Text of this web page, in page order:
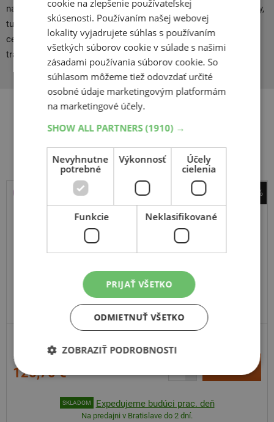
na globálnom trhu. Odborníci vedia, že Michelin vydáva aj mapy,
turistických sprievodcov, atlasy a počítačové produkty pre
cestovateľov. Michelin - pneumatiky najvyššej kvality s dlhou
tradíciou.
Súvisiace produkty
-31%
Michelin
Crossclimate 3 Sport
225
92Y
FR
183,27 €
125,70 €
–
SKLADOM Expedujeme budúci prac. deň
Na predajni v Bratislave do 2 dní.
cookie na zlepšenie používateľskej
skúsenosti. Používaním našej webovej
lokality vyjadrujete súhlas s používaním
všetkých súborov cookie v súlade s našimi
zásadami používania súborov cookie. So
súhlasom môžeme tiež odovzdať určité
osobné údaje marketingovým platformám
na marketingové účely.
SHOW ALL PARTNERS(1910) →
Nevyhnutne
potrebné
Výkonnosť
Účely
cielenia
Funkcie Neklasifikované
PRIJAŤ VŠETKO
ODMIETNUŤ VŠETKO
ZOBRAZIŤ PODROBNOSTI